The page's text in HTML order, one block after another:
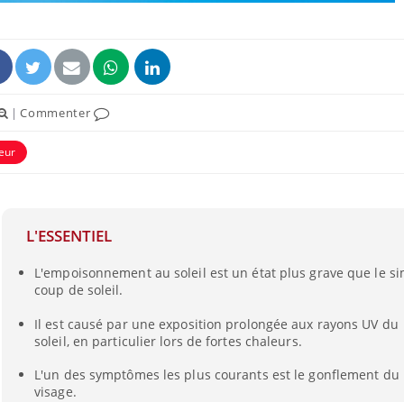
|Commenter
L'ESSENTIEL
L'empoisonnement au soleil est un état plus grave que le
coup de soleil.
Il est causé par une exposition prolongée aux rayons UV du
soleil, en particulier lors de fortes chaleurs.
L'un des symptômes les plus courants est le gonflement du
visage.
Comment gérer le
sommeil des enfants en